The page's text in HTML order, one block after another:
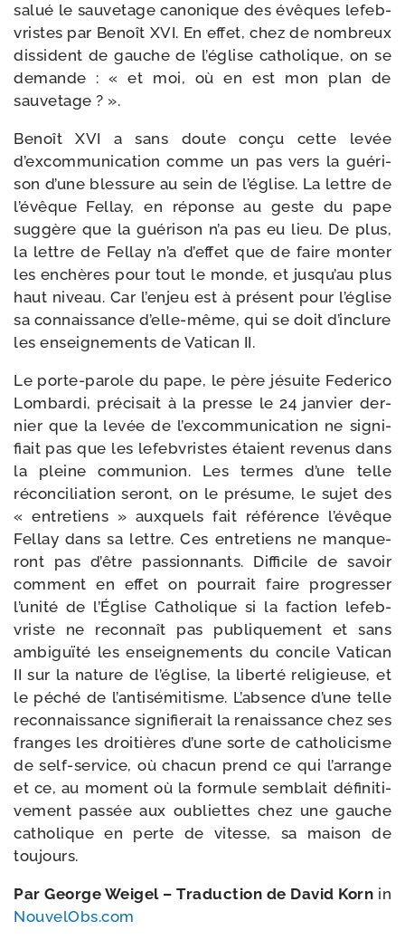
salué le sau­ve­tage cano­nique des évêques lefeb­
vristes par Benoît XVI. En effet, chez de nom­breux
dis­si­dent de gauche de l’église catho­lique, on se
demande : « et moi, où en est mon plan de
sauvetage ? ».
Benoît XVI a sans doute conçu cette levée
d’excommunication comme un pas vers la gué­ri­
son d’une bles­sure au sein de l’église. La lettre de
l’évêque Fellay, en réponse au geste du pape
sug­gère que la gué­ri­son n’a pas eu lieu. De plus,
la lettre de Fellay n’a d’effet que de faire mon­ter
les enchères pour tout le monde, et jusqu’au plus
haut niveau. Car l’enjeu est à pré­sent pour l’église
sa connais­sance d’elle-même, qui se doit d’inclure
les ensei­gne­ments de Vatican II.
Le porte-​parole du pape, le père jésuite Federico
Lombardi, pré­ci­sait à la presse le 24 jan­vier der­
nier que la levée de l’excommunication ne signi­
fiait pas que les lefeb­vristes étaient reve­nus dans
la pleine com­mu­nion. Les termes d’une telle
récon­ci­lia­tion seront, on le pré­sume, le sujet des
« entre­tiens » aux­quels fait réfé­rence l’évêque
Fellay dans sa lettre. Ces entre­tiens ne man­que­
ront pas d’être pas­sion­nants. Difficile de savoir
com­ment en effet on pour­rait faire pro­gres­ser
l’unité de l’Église Catholique si la fac­tion lefeb­
vriste ne recon­naît pas publi­que­ment et sans
ambi­guï­té les ensei­gne­ments du concile Vatican
II sur la nature de l’église, la liber­té reli­gieuse, et
le péché de l’antisémitisme. L’absence d’une telle
recon­nais­sance signi­fie­rait la renais­sance chez ses
franges les droi­tières d’une sorte de catho­li­cisme
de self-​service, où cha­cun prend ce qui l’arrange
et ce, au moment où la for­mule sem­blait défi­ni­ti­
ve­ment pas­sée aux oubliettes chez une gauche
catho­lique en perte de vitesse, sa mai­son de
toujours.
Par George Weigel – Traduction de David Korn in
NouvelObs​.com